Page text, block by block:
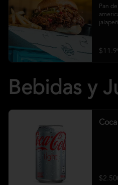
Pan
Bebidas y